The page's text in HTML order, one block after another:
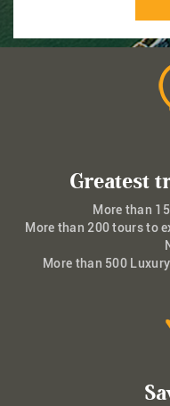
Greatest
More than
More than 200 tours to
More than 500